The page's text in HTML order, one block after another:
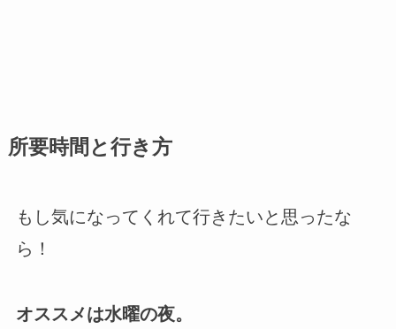
所要時間と行き方
もし気になってくれて行きたいと思ったな
ら！
オススメは水曜の夜。